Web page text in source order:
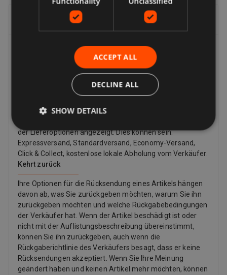
Lieferung, Rückgabe & Rückerstattung
Verkäufer bieten eine Reihe von Lieferoptionen an, sodass
Sie die für Sie am besten geeignete auswählen können.
Viele Verkäufer bieten kostenlose Lieferung an. Die
finden Sie immer in einer Auflistung des Verkäufers.
der Lieferoptionen angezeigt. Dies können sein:
Expressversand, Standardversand, Economy-Versand,
Click & Collect, kostenlose lokale Abholung vom Verkäufer.
Kehrt zurück
Ihre Optionen für die Rücksendung eines Artikels hängen
davon ab, was Sie zurückgeben möchten, warum Sie ihn
zurückgeben möchten und welche Rückgabebedingungen
der Verkäufer hat. Wenn der Artikel beschädigt ist oder
nicht mit der Auflistungsbeschreibung übereinstimmt,
können Sie ihn zurückgeben, auch wenn die
Rückgaberichtlinie des Verkäufers besagt, dass er keine
Rücksendungen akzeptiert. Wenn Sie Ihre Meinung
geändert haben und keinen Artikel mehr möchten, können
ACCEPT ALL
DECLINE ALL
SHOW DETAILS